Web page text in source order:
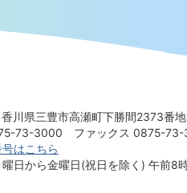
川県三豊市高瀬町下勝間2373番地
73-3000 ファックス 0875-
はこちら
日から金曜日(祝日を除く) 午前8